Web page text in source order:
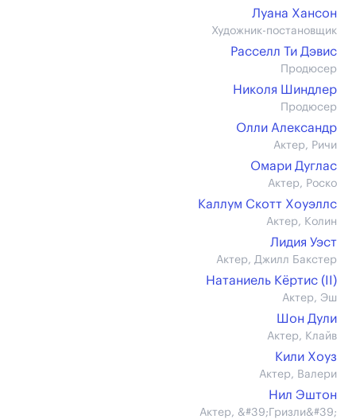
Луана Хансон
Художник-постановщик
Расселл Ти Дэвис
Продюсер
Николя Шиндлер
Продюсер
Олли Александр
Актер, Ричи
Омари Дуглас
Актер, Роско
Каллум Скотт Хоуэллс
Актер, Колин
Лидия Уэст
Актер, Джилл Бакстер
Натаниель Кёртис (II)
Актер, Эш
Шон Дули
Актер, Клайв
Кили Хоуз
Актер, Валери
Нил Эштон
Актер, &#39;Гризли&#39;